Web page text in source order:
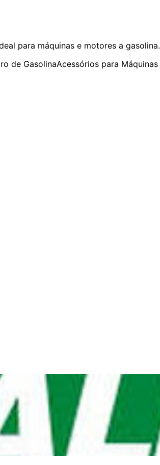
para máquinas e motores a gasolina.
de GasolinaAcessórios para Máquinas